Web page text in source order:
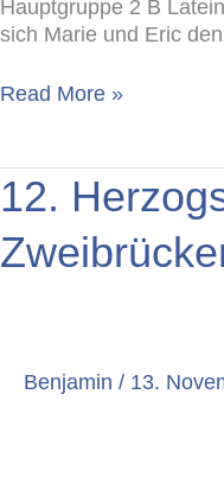
Hauptgruppe 2 B
sich Marie und Eric
Read More »
12.
Benjamin / 13.
12.
Herzogsball
in
Zweibrücken